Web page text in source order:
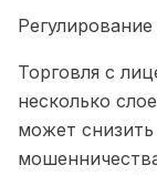
Торговля с
несколько
может